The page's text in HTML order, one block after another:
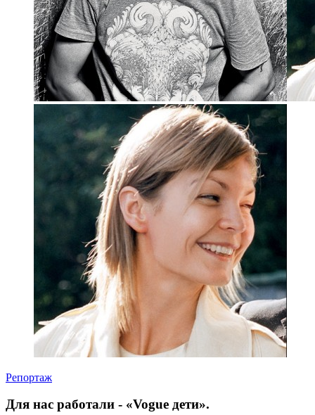
Репортаж
Для нас работали - «Vogue дети».